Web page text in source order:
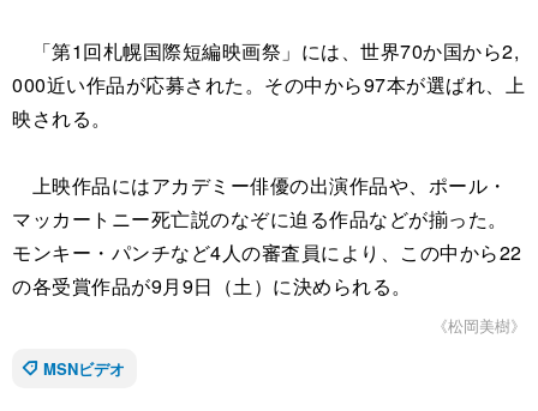
「第1回札幌国際短編映画祭」には、世界70か国から2,
000近い作品が応募された。その中から97本が選ばれ、上
映される。
上映作品にはアカデミー俳優の出演作品や、ポール・
マッカートニー死亡説のなぞに迫る作品などが揃った。
モンキー・パンチなど4人の審査員により、この中から22
の各受賞作品が9月9日（土）に決められる。
《松岡美樹》
MSNビデオ